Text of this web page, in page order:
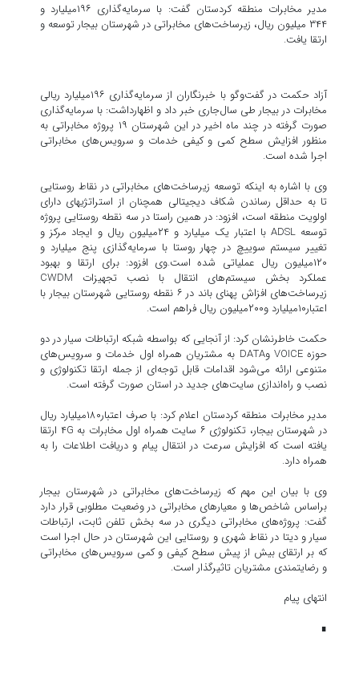
مدیر مخابرات منطقه کردستان گفت: با سرمایه‌گذاری ۱۹۶میلیارد و
۳۴۴ میلیون ریال، زیرساخت‌های مخابراتی در شهرستان بیجار توسعه و
ارتقا یافت.
آزاد حکمت در گفت‌وگو با خبرنگاران از سرمایه‌گذاری ۱۹۶میلیارد ریالی
مخابرات در بیجار طی سال‌جاری خبر داد و اظهارداشت: با سرمایه‌گذاری
صورت گرفته در چند ماه اخیر در این شهرستان ۱۹ پروژه مخابراتی به
منظور افزایش سطح کمی و کیفی خدمات و سرویس‌های مخابراتی
اجرا شده است.
وی با اشاره به اینکه توسعه زیرساخت‌های مخابراتی در نقاط روستایی
تا به حداقل رساندن شکاف دیجیتالی همچنان از استراتژیهای دارای
اولویت منطقه است، افزود: در همین راستا در سه نقطه روستایی پروژه
توسعه ADSL با اعتبار یک میلیارد و ۲۴میلیون ریال و ایجاد مرکز و
تغییر سیستم سوییچ در چهار روستا با سرمایه‌گذازی پنج میلیارد و
۱۲۰میلیون ریال عملیاتی شده است.وی افزود: برای ارتقا و بهبود
عملکرد بخش سیستم‌های انتقال با نصب تجهیزات CWDM
زیرساخت‌های افزاش پهنای باند در ۶ نقطه روستایی شهرستان بیجار با
اعتبار۱۰میلیارد و۲۰۰میلیون ریال فراهم است.
حکمت خاطرنشان کرد: از آنجایی که بواسطه شبکه ارتباطات سیار در دو
حوزه VOICE وDATA به مشتریان همراه اول خدمات و سرویس‌های
متنوعی ارائه می‌شود اقدامات قابل توجه‌ای از جمله ارتقا تکنولوژی و
نصب و راه‌اندازی سایت‌های جدید در استان صورت گرفته است.
مدیر مخابرات منطقه کردستان اعلام کرد: با صرف اعتبار۱۸۰میلیارد ریال
در شهرستان بیجار، تکنولوژی ۶ سایت همراه اول مخابرات به ۴G ارتقا
یافته است که افزایش سرعت در انتقال پیام و دریافت اطلاعات را به
همراه دارد.
وی با بیان این مهم که زیرساخت‌های مخابراتی در شهرستان بیجار
براساس شاخص‌ها و معیارهای مخابراتی در وضعیت مطلوبی قرار دارد
گفت: پروژه‌های مخابراتی دیگری در سه بخش تلفن ثابت، ارتباطات
سیار و دیتا در نقاط شهری و روستایی این شهرستان در حال اجرا است
که بر ارتقای بیش از پیش سطح کیفی و کمی سرویس‌های مخابراتی
و رضایتمندی مشتریان تاثیرگذار است.
انتهای پیام
∎